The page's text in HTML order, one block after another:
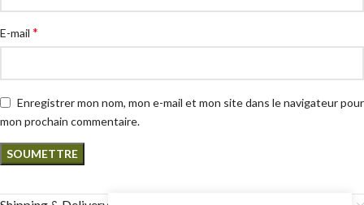
E-mail *
Enregistrer mon nom, mon e-mail et mon site dans le navigateur pour
mon prochain commentaire.